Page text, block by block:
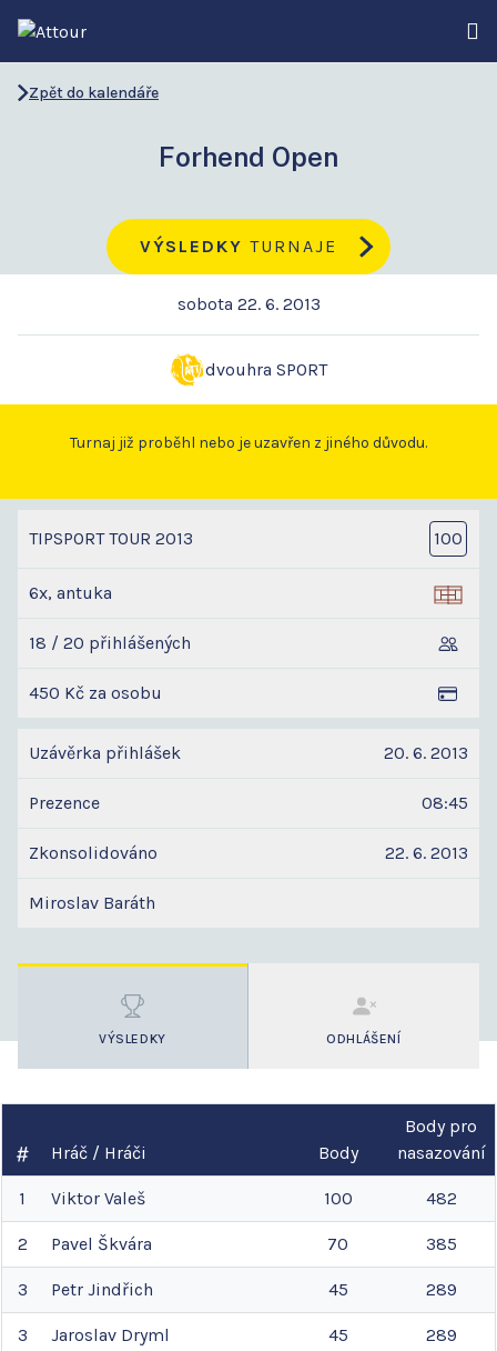
Zpět do kalendáře
Forhend Open
VÝSLEDKY TURNAJE
sobota 22. 6. 2013
dvouhra SPORT
Turnaj již proběhl nebo je uzavřen z jiného důvodu.
TIPSPORT TOUR 2013 100
6x, antuka
18 / 20 přihlášených
450 Kč za osobu
Uzávěrka přihlášek 20. 6. 2013
Prezence 08:45
Zkonsolidováno 22. 6. 2013
Miroslav Baráth
VÝSLEDKY ODHLÁŠENÍ
Hráč / Hráči Body
Body pro
nasazování
1 Viktor Valeš 100 482
2 Pavel Škvára 70 385
3 Petr Jindřich 45 289
3 Jaroslav Dryml 45 289